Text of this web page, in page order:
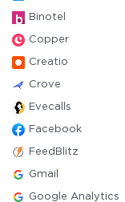
Binotel
Copper
Creatio
Crove
Evecalls
Facebook
FeedBlitz
Gmail
Google Analytics